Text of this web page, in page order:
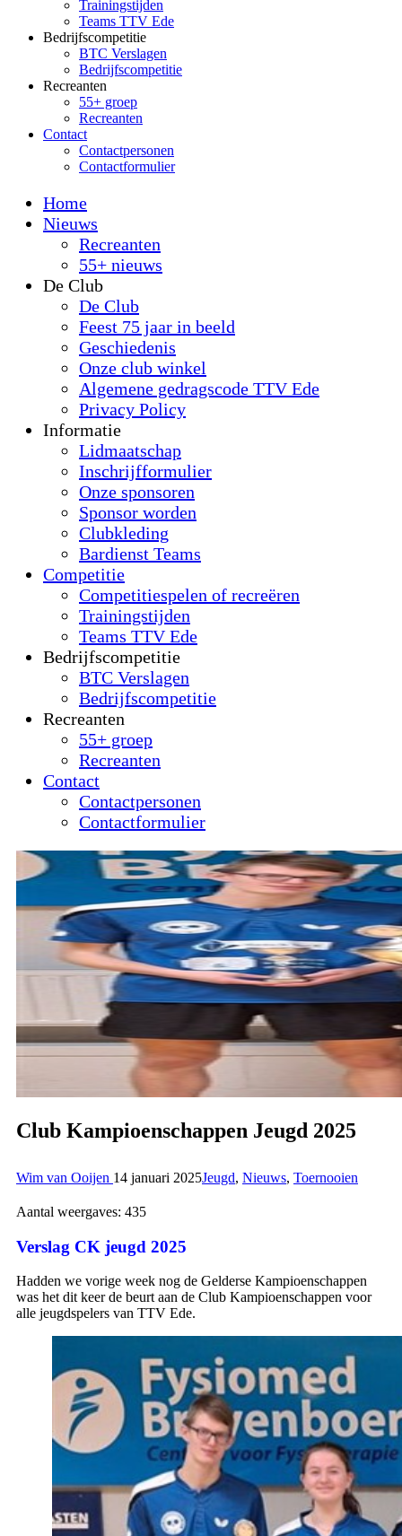
Trainingstijden
Teams TTV Ede
Bedrijfscompetitie
BTC Verslagen
Bedrijfscompetitie
Recreanten
55+ groep
Recreanten
Contact
Contactpersonen
Contactformulier
Home
Nieuws
Recreanten
55+ nieuws
De Club
De Club
Feest 75 jaar in beeld
Geschiedenis
Onze club winkel
Algemene gedragscode TTV Ede
Privacy Policy
Informatie
Lidmaatschap
Inschrijfformulier
Onze sponsoren
Sponsor worden
Clubkleding
Bardienst Teams
Competitie
Competitiespelen of recreëren
Trainingstijden
Teams TTV Ede
Bedrijfscompetitie
BTC Verslagen
Bedrijfscompetitie
Recreanten
55+ groep
Recreanten
Contact
Contactpersonen
Contactformulier
Club Kampioenschappen Jeugd 2025
Wim van Ooijen 14 januari 2025Jeugd, Nieuws, Toernooien
Aantal weergaves: 435
Verslag CK jeugd 2025
Hadden we vorige week nog de Gelderse Kampioenschappen
was het dit keer de beurt aan de Club Kampioenschappen voor
alle jeugdspelers van TTV Ede.